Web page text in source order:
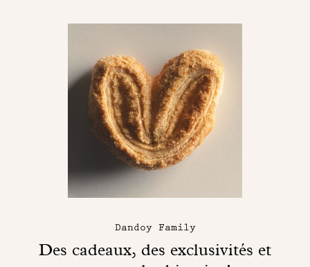
Dandoy Family
Des cadeaux, des exclusivités et